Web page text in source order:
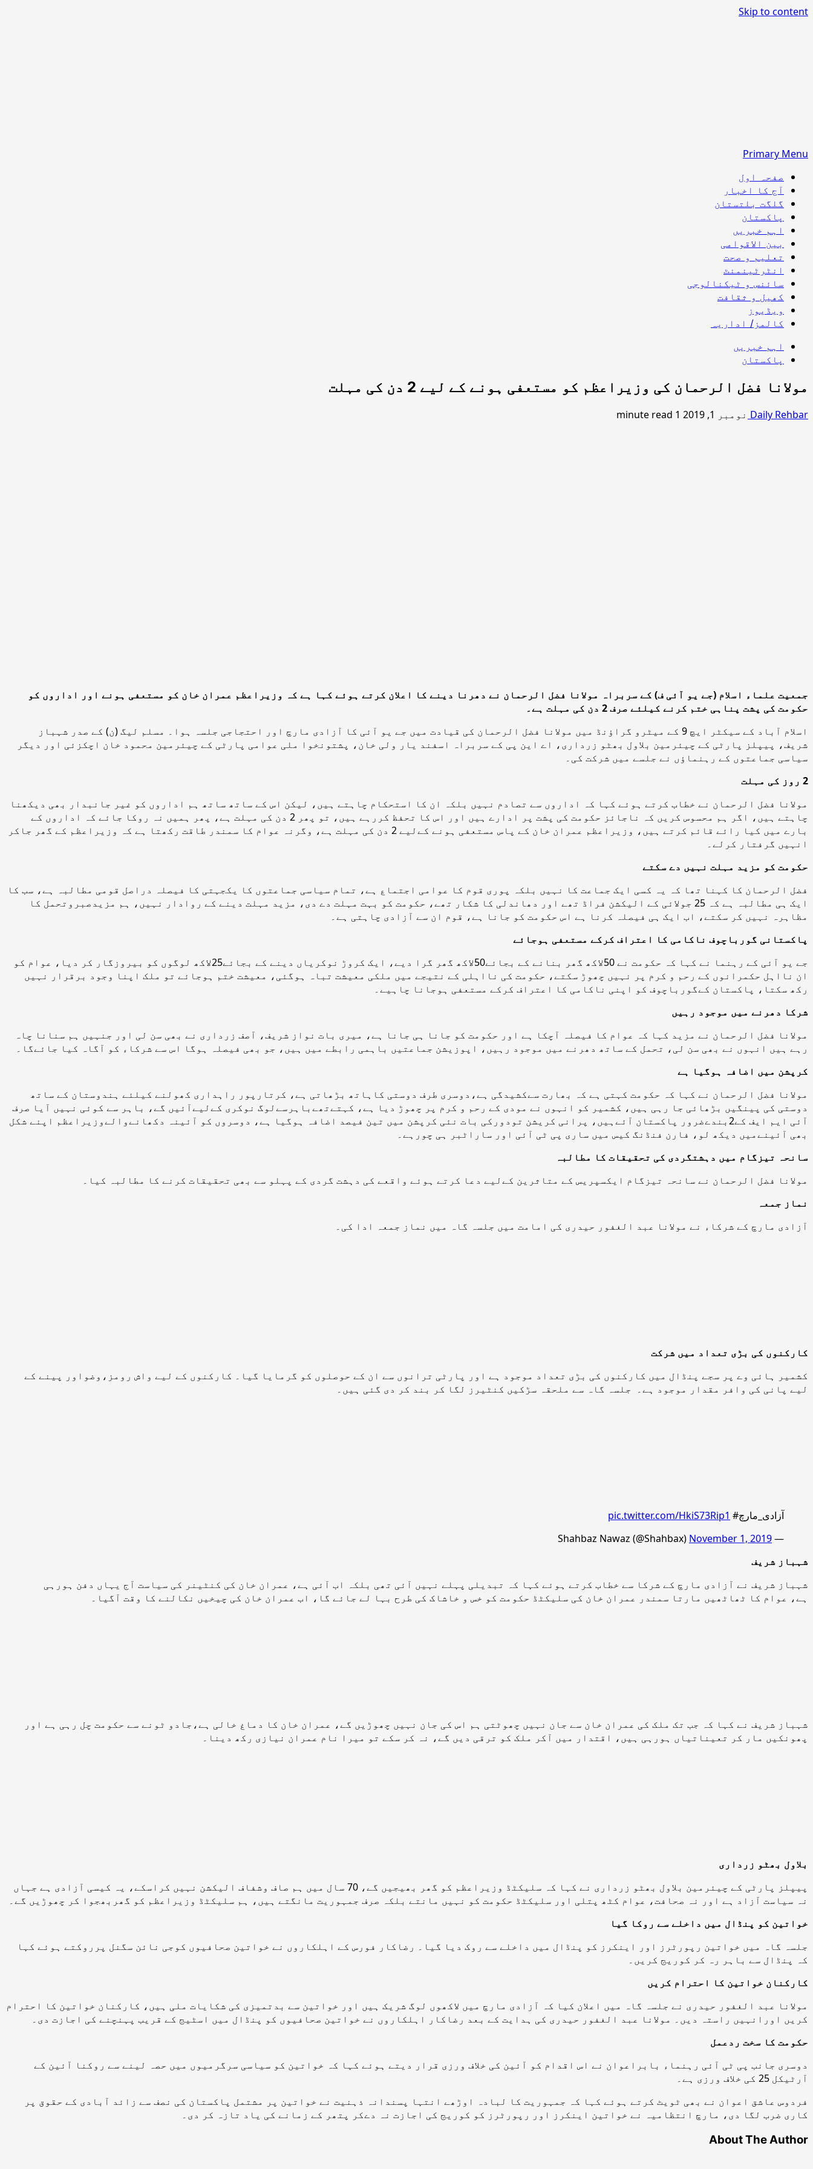
Skip to content
Primary Menu
صفحہ اول
آج کا اخبار
گلگت بلتستان
پاکستان
اہم خبریں
بین الاقوامی
تعلیم و صحت
انٹرٹینمنٹ
سائنس و ٹیکنالوجی
کھیل و ثقافت
ویڈیوز
کالمز/ اداریہ
اہم خبریں
پاکستان
مولانا فضل الرحمان کی وزیراعظم کو مستعفی ہونے کے لیے 2 دن کی مہلت
Daily Rehbar نومبر 1, 2019 1 minute read
جمعیت علماء اسلام (جے یو آئی ف) کے سربراہ مولانا فضل الرحمان نے دھرنا دینے کا اعلان کرتے ہوئے کہا ہے کہ وزیراعظم عمران خان کو مستعفی ہونے اور اداروں کو
حکومت کی پشت پناہی ختم کرنے کیلئے صرف 2
دن کی مہلت ہے۔
اسلام آباد کے سیکٹر ایچ 9 کے میٹرو گراؤنڈ میں مولانا فضل الرحمان کی قیادت میں جے یو آئی کا آزادی مارچ اور احتجاجی جلسہ ہوا۔ مسلم لیگ (ن) کے صدر شہباز
شریف، پیپلز پارٹی کے چیئرمین بلاول بھٹو زرداری، اے این پی کے سربراہ اسفند یار ولی خان، پشتونخوا ملی عوامی پارٹی کے چیئرمین محمود خان اچکزئی اور دیگر
سیاسی جماعتوں کے رہنماؤں نے جلسے میں شرکت کی۔
2 روز کی مہلت
مولانا فضل الرحمان نے خطاب کرتے ہوئے کہا کہ اداروں سے تصادم نہیں بلکہ ان کا استحکام چاہتے ہیں، لیکن اس کے ساتھ ساتھ ہم اداروں کو غیر جانبدار بھی دیکھنا
چاہتے ہیں، اگر ہم محسوس کریں کہ ناجائز حکومت کی پشت پر ادارے ہیں اور اس کا تحفظ کررہے ہیں، تو پھر 2 دن کی مہلت ہے، پھر ہمیں نہ روکا جائے کہ اداروں کے
بارے میں کیا رائے قائم کرتے ہیں، وزیراعظم عمران خان کے پاس مستعفی ہونے کےلیے 2 دن کی مہلت ہے، وگرنہ عوام کا سمندر طاقت رکھتا ہے کہ وزیراعظم کے گھر جاکر
انہیں گرفتار کرلے۔
حکومت کو مزید مہلت نہیں دے سکتے
فضل الرحمان کا کہنا تھا کہ یہ کسی ایک جماعت کا نہیں بلکہ پوری قوم کا عوامی اجتماع ہے، تمام سیاسی جماعتوں کا یکجہتی کا فیصلہ دراصل قومی مطالبہ ہے، سب کا
ایک ہی مطالبہ ہے کہ 25 جولائی کے الیکشن فراڈ تھے اور دھاندلی کا شکار تھے، حکومت کو بہت مہلت دے دی، مزید مہلت دینے کے روادار نہیں، ہم مزیدصبروتحمل کا
مظاہرہ نہیں کر سکتے، اب ایک ہی فیصلہ کرنا ہے اس حکومت کو جانا ہے، قوم ان سے آزادی چاہتی ہے۔
پاکستانی گورباچوف ناکامی کا اعتراف کرکے مستعفی ہوجائے
جے یو آئی کے رہنما نے کہا کہ حکومت نے 50لاکھ گھر بنانے کے بجائے50لاکھ گھر گرا دیے، ایک کروڑ نوکریاں دینے کے بجائے25لاکھ لوگوں کو بیروزگار کر دیا، عوام کو
ان نااہل حکمرانوں کے رحم و کرم پر نہیں چھوڑ سکتے، حکومت کی نااہلی کے نتیجے میں ملکی معیشت تباہ ہوگئی، معیشت ختم ہوجائے تو ملک اپنا وجود برقرار نہیں
رکھ سکتا، پاکستان کےگورباچوف کو اپنی ناکامی کا اعتراف کرکے مستعفی ہوجانا چاہیے۔
شرکا دھرنے میں موجود رہیں
مولانا فضل الرحمان نے مزید کہا کہ عوام کا فیصلہ آچکا ہے اور حکومت کو جانا ہی جانا ہے، میری بات نواز شریف، آصف زرداری نے بھی سن لی اور جنہیں ہم سنانا چاہ
رہے ہیں انہوں نے بھی سن لی، تحمل کے ساتھ دھرنے میں موجود رہیں، اپوزیشن جماعتیں باہمی رابطے میں ہیں، جو بھی فیصلہ ہوگا اس سے شرکاء کو آگاہ کیا جائےگا۔
کرپشن میں اضافہ ہوگیا ہے
مولانا فضل الرحمان نے کہا کہ حکومت کہتی ہے کہ بھارت سےکشیدگی ہے،دوسری طرف دوستی کاہاتھ بڑھاتی ہے، کرتارپور راہداری کھولنے کیلئے ہندوستان کے ساتھ
دوستی کی پینگیں بڑھائی جا رہی ہیں، کشمیر کو انہوں نے مودی کے رحم و کرم پر چھوڑ دیا ہے، کہتےتھےباہرسےلوگ نوکری کےلیےآئیں گے، باہر سے کوئی نہیں آیا صرف
آئی ایم ایف کے2بندےضرور پاکستان آئےہیں، پرانی کریشن تودورکی بات نئی کرپشن میں تین فیصد اضافہ ہوگیا ہے، دوسروں کو آئینہ دکھانےوالےوزیراعظم اپنے شکل
بھی آئینےمیں دیکھ لو، فارن فنڈنگ کیس میں ساری پی ٹی آئی اور ساراٹبر ہی چورہے۔
سانحہ تیزگام میں دہشتگردی کی تحقیقات کا مطالبہ
مولانا فضل الرحمان نے سانحہ تیزگام ایکسپریس کے متاثرین کےلیے دعا کرتے ہوئے واقعے کی دہشت گردی کے پہلو سے بھی تحقیقات کرنے کا مطالبہ کیا۔
نماز جمعہ
آزادی مارچ کے شرکاء نے مولانا عبد الغفور حیدری کی امامت میں جلسہ گاہ میں نماز جمعہ ادا کی۔
کارکنوں کی بڑی تعداد میں شرکت
کشمیر ہائی وے پر سجے پنڈال میں کارکنوں کی بڑی تعداد موجود ہے اور پارٹی ترانوں سے ان کے حوصلوں کو گرمایا گیا۔ کارکنوں کے لیے واش رومز،وضواور پینے کے
لیے پانی کی وافر مقدار موجود ہے۔ جلسہ گاہ سے ملحقہ سڑکیں کنٹیرز لگا کر بند کر دی گئی ہیں۔
آزادی_مارچ# pic.twitter.com/HkiS73Rip1
— Shahbaz Nawaz (@Shahbax)
November 1, 2019
شہباز شریف
شہباز شریف نے آزادی مارچ کے شرکا سے خطاب کرتے ہوئے کہا کہ تبدیلی پہلے نہیں آئی تھی بلکہ اب آئی ہے، عمران خان کی کنٹینر کی سیاست آج یہاں دفن ہورہی
ہے، عوام کا ٹھاٹھیں مارتا سمندر عمران خان کی سلیکٹڈ حکومت کو خس و خاشاک کی طرح بہا لے جائے گا، اب عمران خان کی چیخیں نکالنے کا وقت آگیا۔
شہباز شریف نے کہا کہ جب تک ملک کی عمران خان سے جان نہیں چھوٹتی ہم اس کی جان نہیں چھوڑیں گے، عمران خان کا دماغ خالی ہے،جادو ٹونے سے حکومت چل رہی ہے اور
پھونکیں مار کر تعیناتیاں ہورہی ہیں، اقتدار میں آکر ملک کو ترقی دیں گے، نہ کر سکے تو میرا نام عمران نیازی رکھ دینا۔
بلاول بھٹو زرداری
پیپلز پارٹی کے چیئرمین بلاول بھٹو زرداری نے کہا کہ سلیکٹڈ وزیراعظم کو گھر بھیجیں گے، 70 سال میں ہم صاف وشفاف الیکشن نہیں کراسکے، یہ کیسی آزادی ہے جہاں
نہ سیاست آزاد ہے اور نہ صحافت، عوام کٹھ پتلی اور سلیکٹڈ حکومت کو نہیں مانتے بلکہ صرف جمہوریت مانگتے ہیں، ہم سلیکٹڈ وزیراعظم کو گھربھجوا کر چھوڑیں گے۔
خواتین کو پنڈال میں داخلے سے روکا گیا
جلسہ گاہ میں خواتین رپورٹرز اور اینکرز کو پنڈال میں داخلے سے روک دیا گیا۔ رضاکار فورس کے اہلکاروں نے خواتین صحافیوں کوجی نائن سگنل پرروکتے ہوئے کہا
کہ پنڈال سے باہر رہ کر کوریج کریں۔
کارکنان خواتین کا احترام کریں
مولانا عبد الغفور حیدری نے جلسہ گاہ میں اعلان کیا کہ آزادی مارچ میں لاکھوں لوگ شریک ہیں اور خواتین سے بدتمیزی کی شکایات ملی ہیں، کارکنان خواتین کا احترام
کریں اورانہیں راستہ دیں۔ مولانا عبد الغفور حیدری کی ہدایت کے بعد رضاکار اہلکاروں نے خواتین صحافیوں کو پنڈال میں اسٹیج کے قریب پہنچنے کی اجازت دی۔
حکومت کا سخت ردعمل
دوسری جانب پی ٹی آئی رہنماء بابراعوان نے اس اقدام کو آئین کی خلاف ورزی قرار دیتے ہوئے کہا کہ خواتین کو سیاسی سرگرمیوں میں حصہ لینے سے روکنا آئین کے
آرٹیکل 25 کی خلاف ورزی ہے۔
فردوس عاشق اعوان نے بھی ٹویٹ کرتے ہوئے کہا کہ جمہوریت کا لبادہ اوڑھے انتہا پسندانہ ذہنیت نے خواتین پر مشتمل پاکستان کی نصف سے زائد آبادی کے حقوق پر
کاری ضرب لگا دی، مارچ انتظامیہ نے خواتین اینکرز اور رپورٹرز کو کوریج کی اجازت نہ دےکر پتھر کے زمانے کی یاد تازہ کر دی۔
About The Author